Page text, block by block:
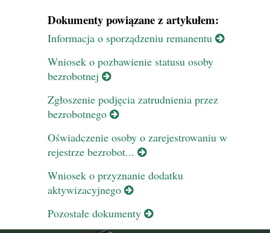
Dokumenty powiązane z artykułem:
Informacja o sporządzeniu remanentu
Wniosek o pozbawienie statusu osoby
bezrobotnej
Zgłoszenie podjęcia zatrudnienia przez
bezrobotnego
Oświadczenie osoby o zarejestrowaniu w
rejestrze bezrobot...
Wniosek o przyznanie dodatku
aktywizacyjnego
Pozostałe dokumenty